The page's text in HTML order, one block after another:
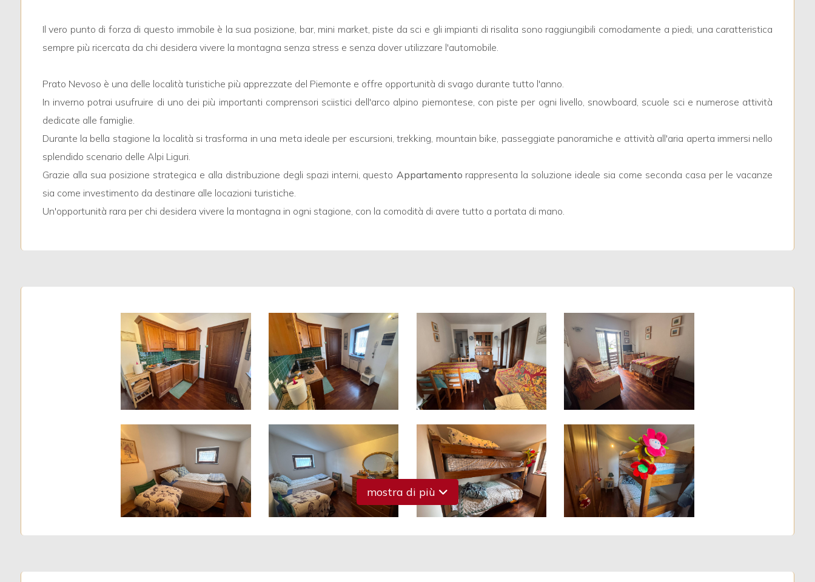
Il vero punto di forza di questo immobile è la sua posizione, bar, mini market, piste da sci e gli impianti di risalita sono raggiungibili comodamente a piedi, una caratteristica
sempre più ricercata da chi desidera vivere la montagna senza stress e senza dover utilizzare l'automobile.
Prato Nevoso è una delle località turistiche più apprezzate del Piemonte e offre opportunità di svago durante tutto l'anno.
In inverno potrai usufruire di uno dei più importanti comprensori sciistici dell'arco alpino piemontese, con piste per ogni livello, snowboard, scuole sci e numerose attività
dedicate alle famiglie.
Durante la bella stagione la località si trasforma in una meta ideale per escursioni, trekking, mountain bike, passeggiate panoramiche e attività all'aria aperta immersi nello
splendido scenario delle Alpi Liguri.
Grazie alla sua posizione strategica e alla distribuzione degli spazi interni, questo Appartamento rappresenta la soluzione ideale sia come seconda casa per le vacanze
sia come investimento da destinare alle locazioni turistiche.
Un'opportunità rara per chi desidera vivere la montagna in ogni stagione, con la comodità di avere tutto a portata di mano.
mostra di più
Bagni
minime